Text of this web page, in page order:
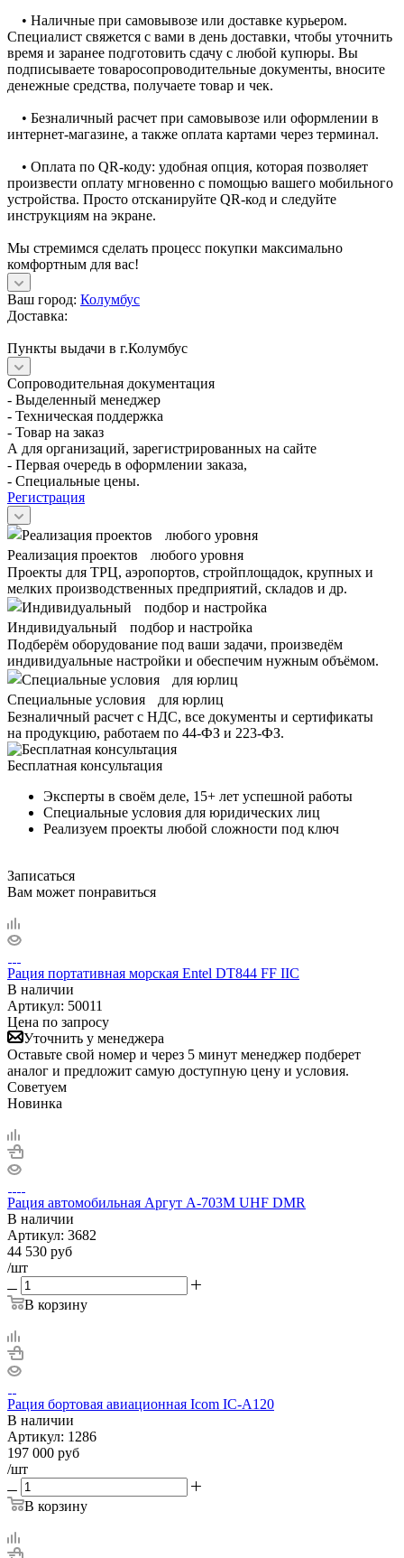
• Наличные при самовывозе или доставке курьером.
Специалист свяжется с вами в день доставки, чтобы уточнить
время и заранее подготовить сдачу с любой купюры. Вы
подписываете товаросопроводительные документы, вносите
денежные средства, получаете товар и чек.
• Безналичный расчет при самовывозе или оформлении в
интернет-магазине, а также оплата картами через терминал.
• Оплата по QR-коду: удобная опция, которая позволяет
произвести оплату мгновенно с помощью вашего мобильного
устройства. Просто отсканируйте QR-код и следуйте
инструкциям на экране.
Мы стремимся сделать процесс покупки максимально
комфортным для вас!
Ваш город: Колумбус
Доставка:
Пункты выдачи в г.Колумбус
Сопроводительная документация
- Выделенный менеджер
- Техническая поддержка
- Товар на заказ
А для организаций, зарегистрированных на сайте
- Первая очередь в оформлении заказа,
- Специальные цены.
Регистрация
Реализация проектов любого уровня
Проекты для ТРЦ, аэропортов, стройплощадок, крупных и
мелких производственных предприятий, складов и др.
Индивидуальный подбор и настройка
Подберём оборудование под ваши задачи, произведём
индивидуальные настройки и обеспечим нужным объёмом.
Специальные условия для юрлиц
Безналичный расчет с НДС, все документы и сертификаты
на продукцию, работаем по 44-ФЗ и 223-ФЗ.
Бесплатная консультация
Эксперты в своём деле, 15+ лет успешной работы
Специальные условия для юридических лиц
Реализуем проекты любой сложности под ключ
Записаться
Вам может понравиться
Рация портативная морская Entel DT844 FF IIC
В наличии
Артикул: 50011
Цена по запросу
Уточнить у менеджера
Оставьте свой номер и через 5 минут менеджер подберет
аналог и предложит самую доступную цену и условия.
Советуем
Новинка
Рация автомобильная Аргут А-703М UHF DMR
В наличии
Артикул: 3682
44 530 руб
/шт
В корзину
Рация бортовая авиационная Icom IC-A120
В наличии
Артикул: 1286
197 000 руб
/шт
В корзину